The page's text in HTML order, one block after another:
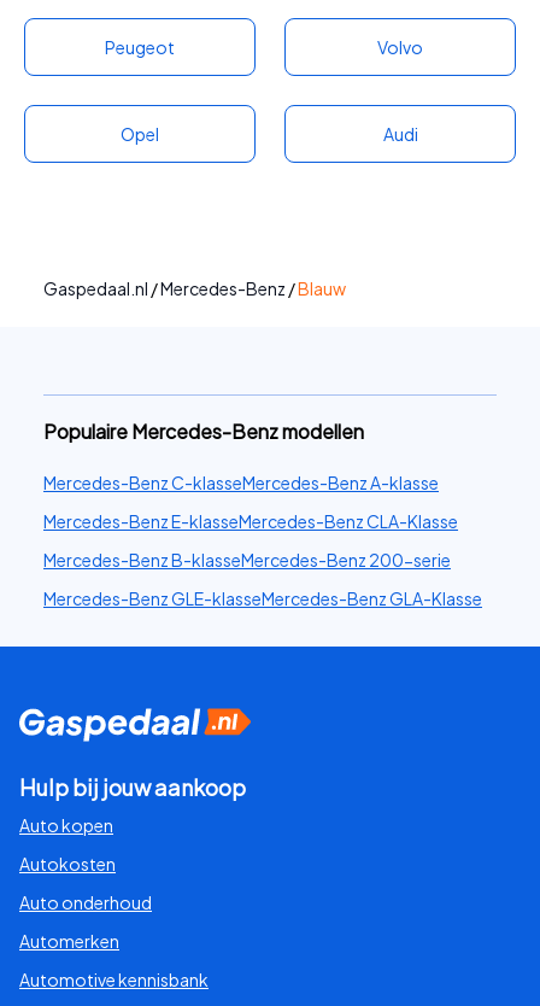
opereert in een segment waarbinnen niet
alleen ‘the usual suspects’ (BMW, Audi etc.)
aanwezig zijn.
Peugeot Volvo
Opel Audi
Gaspedaal.nl /Mercedes-Benz /Blauw
Populaire Mercedes-Benz modellen
Mercedes-Benz C-klasseMercedes-Benz A-klasse
Mercedes-Benz E-klasseMercedes-Benz CLA-Klasse
Mercedes-Benz B-klasseMercedes-Benz 200-serie
Mercedes-Benz GLE-klasseMercedes-Benz GLA-Klasse
Hulp bij jouw aankoop
Auto kopen
Autokosten
Auto onderhoud
Automerken
Automotive kennisbank